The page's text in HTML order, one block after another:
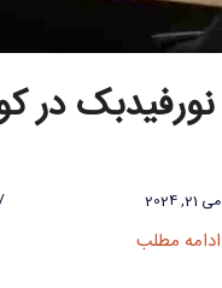
نورفیدبک در
می 21, 2024
ادامه مطلب